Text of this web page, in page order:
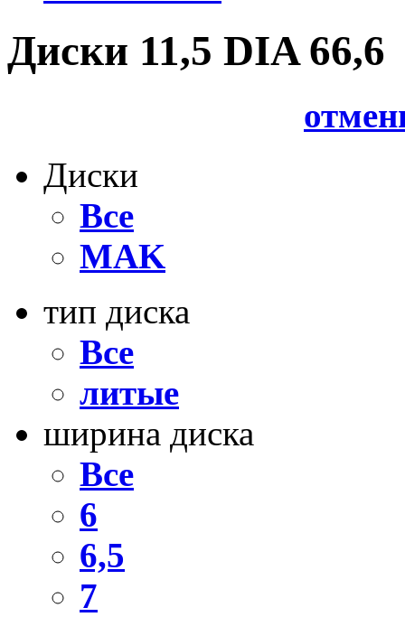
Диски 11,5 DIA 66,6
Диски
Все
MAK
тип диска
Все
литые
ширина диска
Все
6
6,5
7